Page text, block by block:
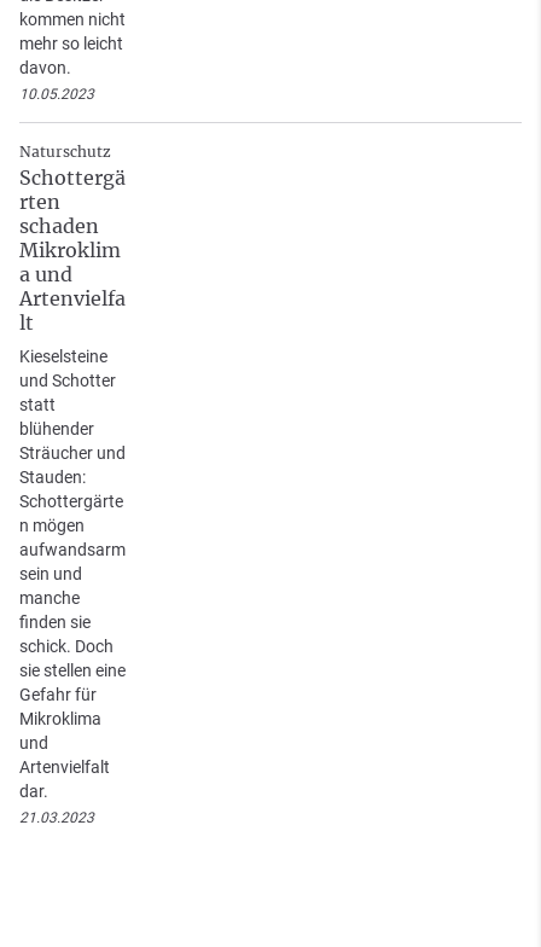
kommen nicht
mehr so leicht
davon.
10.05.2023
Naturschutz
Schottergä
rten
schaden
Mikroklim
a und
Artenvielfa
lt
Kieselsteine
und Schotter
statt
blühender
Sträucher und
Stauden:
Schottergärte
n mögen
aufwandsarm
sein und
manche
finden sie
schick. Doch
sie stellen eine
Gefahr für
Mikroklima
und
Artenvielfalt
dar.
21.03.2023